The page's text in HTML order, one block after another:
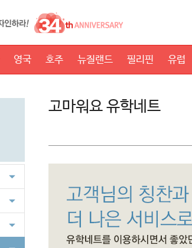
영국 호주 뉴질랜드 필리핀 유럽
고마워요 유학네트